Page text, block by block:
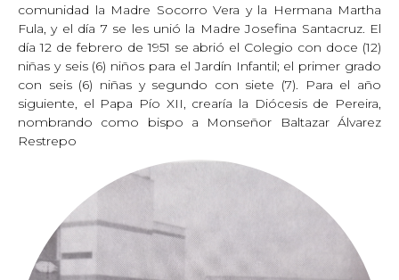
comunidad la Madre Socorro Vera y la Hermana Martha
Fula, y el día 7 se les unió la Madre Josefina Santacruz. El
día 12 de febrero de 1951 se abrió el Colegio con doce (12)
niñas y seis (6) niños para el Jardín Infantil; el primer grado
con seis (6) niñas y segundo con siete (7). Para el año
siguiente, el Papa Pío XII, crearía la Diócesis de Pereira,
nombrando como bispo a Monseñor Baltazar Álvarez
Restrepo